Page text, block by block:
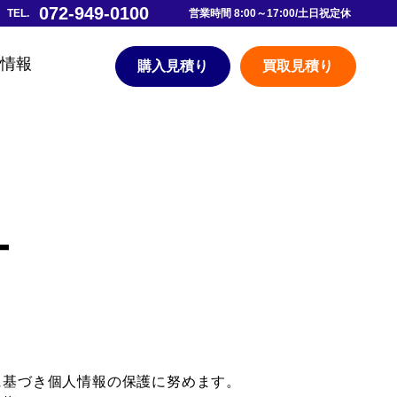
072-949-0100 営業時間 8:00～17:00/土日祝定休
報 購入見積り 買取見積り
づき個人情報の保護に努めます。